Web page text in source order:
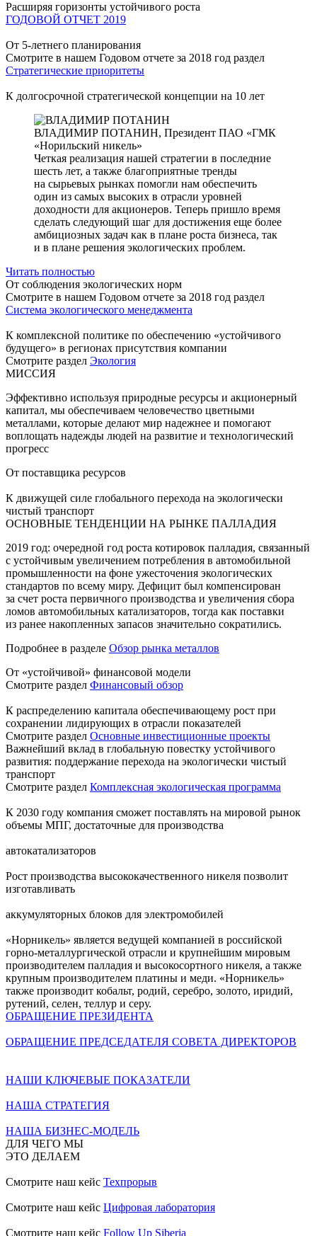
Расширяя горизонты устойчивого роста
ГОДОВОЙ ОТЧЕТ 2019
От 5-летнего планирования
Смотрите в нашем Годовом отчете за 2018 год раздел
Стратегические приоритеты
К долгосрочной стратегической концепции на 10 лет
ВЛАДИМИР ПОТАНИН, Президент ПАО «ГМК
«Норильский никель»
Четкая реализация нашей стратегии в последние
шесть лет, а также благоприятные тренды
на сырьевых рынках помогли нам обеспечить
один из самых высоких в отрасли уровней
доходности для акционеров. Теперь пришло время
сделать следующий шаг для достижения еще более
амбициозных задач как в плане роста бизнеса, так
и в плане решения экологических проблем.
Читать полностью
От соблюдения экологических норм
Смотрите в нашем Годовом отчете за 2018 год раздел
Система экологического менеджмента
К комплексной политике по обеспечению «устойчивого
будущего» в регионах присутствия компании
Смотрите раздел Экология
МИССИЯ
Эффективно используя природные ресурсы и акционерный
капитал, мы обеспечиваем человечество цветными
металлами, которые делают мир надежнее и помогают
воплощать надежды людей на развитие и технологический
прогресс
От поставщика ресурсов
К движущей силе глобального перехода на экологически
чистый транспорт
ОСНОВНЫЕ ТЕНДЕНЦИИ НА РЫНКЕ ПАЛЛАДИЯ
2019 год: очередной год роста котировок палладия, связанный
с устойчивым увеличением потребления в автомобильной
промышленности на фоне ужесточения экологических
стандартов по всему миру. Дефицит был компенсирован
за счет роста первичного производства и увеличения сбора
ломов автомобильных катализаторов, тогда как поставки
из ранее накопленных запасов значительно сократились.
Подробнее в разделе Обзор рынка металлов
От «устойчивой» финансовой модели
Смотрите раздел Финансовый обзор
К распределению капитала обеспечивающему рост при
сохранении лидирующих в отрасли показателей
Смотрите раздел Основные инвестиционные проекты
Важнейший вклад в глобальную повестку устойчивого
развития: поддержание перехода на экологически чистый
транспорт
Смотрите раздел Комплексная экологическая программа
К 2030 году компания сможет поставлять на мировой рынок
объемы МПГ, достаточные для производства
автокатализаторов
Рост производства высококачественного никеля позволит
изготавливать
аккумуляторных блоков для электромобилей
«Норникель» является ведущей компанией в российской
горно-металлургической отрасли и крупнейшим мировым
производителем палладия и высокосортного никеля, а также
крупным производителем платины и меди. «Норникель»
также производит кобальт, родий, серебро, золото, иридий,
рутений, селен, теллур и серу.
ОБРАЩЕНИЕ ПРЕЗИДЕНТА
ОБРАЩЕНИЕ ПРЕДСЕДАТЕЛЯ СОВЕТА ДИРЕКТОРОВ
НАШИ КЛЮЧЕВЫЕ ПОКАЗАТЕЛИ
НАША СТРАТЕГИЯ
НАША БИЗНЕС-МОДЕЛЬ
ДЛЯ ЧЕГО МЫ
ЭТО ДЕЛАЕМ
Смотрите наш кейс Техпрорыв
Смотрите наш кейс Цифровая лаборатория
Смотрите наш кейс Follow Up Siberia